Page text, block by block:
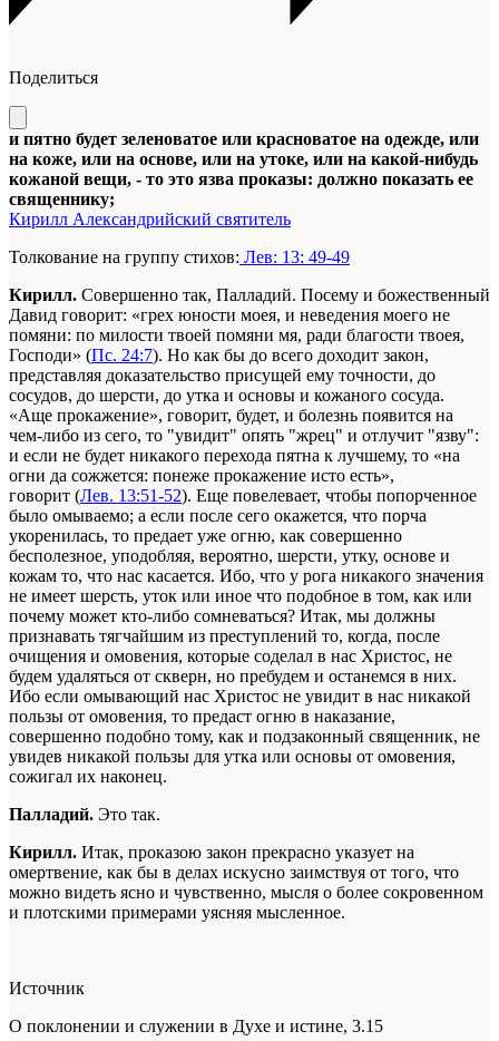
Поделиться
и пятно будет зеленоватое или красноватое на одежде, или
на коже, или на основе, или на утоке, или на какой-нибудь
кожаной вещи, - то это язва проказы: должно показать ее
священнику;
Кирилл Александрийский святитель
Толкование на группу стихов: Лев: 13: 49-49
Кирилл. Совершенно так, Палладий. Посему и божественный
Давид говорит: «грех юности моея, и неведения моего не
помяни: по милости твоей помяни мя, ради благости твоея,
Господи» (Пс. 24:7). Но как бы до всего доходит закон,
представляя доказательство присущей ему точности, до
сосудов, до шерсти, до утка и основы и кожаного сосуда.
«Аще прокажение», говорит, будет, и болезнь появится на
чем-либо из сего, то "увидит" опять "жрец" и отлучит "язву":
и если не будет никакого перехода пятна к лучшему, то «на
огни да сожжется: понеже прокажение исто есть»,
говорит (Лев. 13:51-52). Еще повелевает, чтобы попорченное
было омываемо; а если после сего окажется, что порча
укоренилась, то предает уже огню, как совершенно
бесполезное, уподобляя, вероятно, шерсти, утку, основе и
кожам то, что нас касается. Ибо, что у рога никакого значения
не имеет шерсть, уток или иное что подобное в том, как или
почему может кто-либо сомневаться? Итак, мы должны
признавать тягчайшим из преступлений то, когда, после
очищения и омовения, которые соделал в нас Христос, не
будем удаляться от скверн, но пребудем и останемся в них.
Ибо если омывающий нас Христос не увидит в нас никакой
пользы от омовения, то предаст огню в наказание,
совершенно подобно тому, как и подзаконный священник, не
увидев никакой пользы для утка или основы от омовения,
сожигал их наконец.
Палладий. Это так.
Кирилл. Итак, проказою закон прекрасно указует на
омертвение, как бы в делах искусно заимствуя от того, что
можно видеть ясно и чувственно, мысля о более сокровенном
и плотскими примерами уясняя мысленное.
Источник
О поклонении и служении в Духе и истине, 3.15